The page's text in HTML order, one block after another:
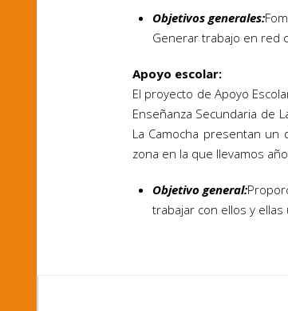
Objetivos generales:
Generar trabajo en red
Apoyo escolar:
El proyecto de Apoyo
Enseñanza Secundaria de
La Camocha presentan
zona en la que llevamos
Objetivo general:
trabajar con ellos y ellas